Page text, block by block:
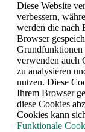
Diese Website
verbessern,
werden die nach
Browser
Grundfunktionen
verwenden auch
zu analysieren
nutzen. Diese
Ihrem Browser
diese Cookies
Cookies kann
Funktionale